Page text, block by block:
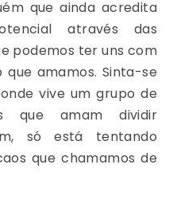
que ainda acredita
através das
podemos ter uns com
amamos. Sinta-se
vive um grupo de
que amam dividir
só está tentando
que chamamos de